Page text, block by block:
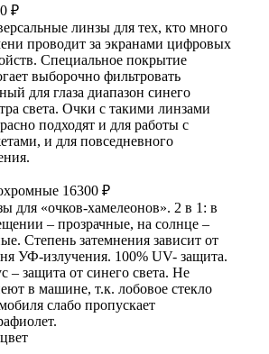
₽
линзы для тех, кто много
проводит за экранами цифровых
Специальное покрытие
выборочно фильтровать
для глаза диапазон синего
света. Очки с такими линзами
подходят и для работы с
и для повседневного
16300 ₽
для «очков-хамелеонов». 2 в 1: в
– прозрачные, на солнце –
Степень затемнения зависит от
УФ-излучения. 100% UV- защита.
– защита от синего света. Не
в машине, т.к. лобовое стекло
слабо пропускает